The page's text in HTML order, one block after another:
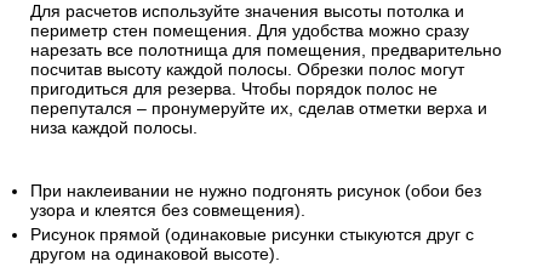
Для расчетов используйте значения высоты потолка и
периметр стен помещения. Для удобства можно сразу
нарезать все полотнища для помещения, предварительно
посчитав высоту каждой полосы. Обрезки полос могут
пригодиться для резерва. Чтобы порядок полос не
перепутался – пронумеруйте их, сделав отметки верха и
низа каждой полосы.
При наклеивании не нужно подгонять рисунок (обои без
узора и клеятся без совмещения).
Рисунок прямой (одинаковые рисунки стыкуются друг с
другом на одинаковой высоте).